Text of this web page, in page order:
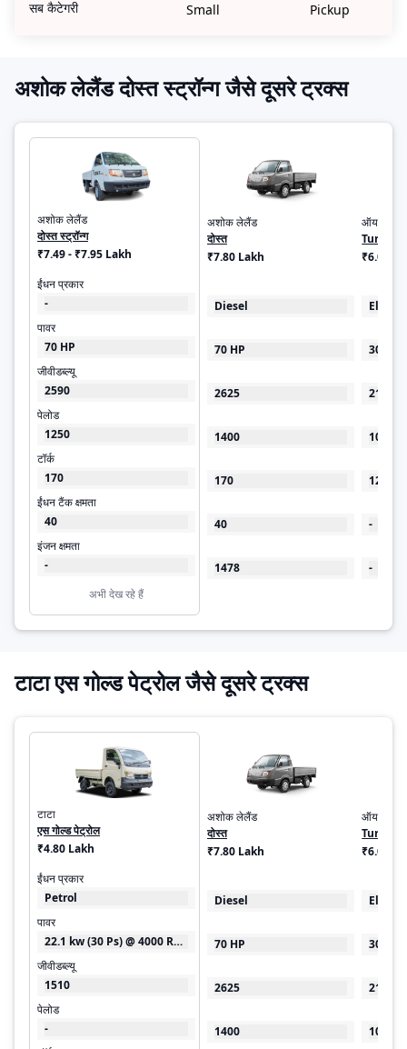
सब कैटेगरी Small Pickup
अशोक लेलैंड दोस्त स्ट्रॉन्ग जैसे दूसरे ट्रक्स
अशोक लेलैंड
दोस्त स्ट्रॉन्ग
₹7.49 - ₹7.95 Lakh
ईंधन प्रकार
-
पावर
70 HP
जीवीडब्ल्यू
2590
पेलोड
1250
टॉर्क
170
ईंधन टैंक क्षमता
40
इंजन क्षमता
-
अभी देख रहे हैं
अशोक लेलैंड
दोस्त
₹7.80 Lakh
Diesel
70 HP
2625
1400
170
40
1478
ऑयलर
Turbo
₹6.00 -
30 kW
2100
1000
125
-
-
टाटा एस गोल्ड पेट्रोल जैसे दूसरे ट्रक्स
टाटा
एस गोल्ड पेट्रोल
₹4.80 Lakh
ईंधन प्रकार
Petrol
पावर
22.1 kw (30 Ps) @ 4000 RPM
जीवीडब्ल्यू
1510
पेलोड
-
अशोक लेलैंड
दोस्त
₹7.80 Lakh
Diesel
70 HP
2625
1400
ऑयलर
Turbo
₹6.00 -
30 kW
2100
1000